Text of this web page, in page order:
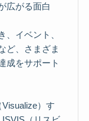
広がる面白
、イベント、
ど、さまざま
成をサポート
）す